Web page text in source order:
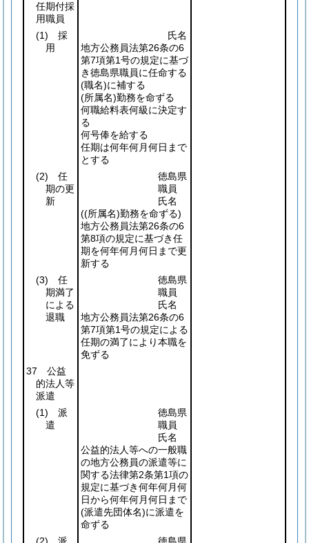
任期付採
用職員
(1) 採
用
氏名
地方公務員法第26条の6
第7項第1号の規定に基づ
き徳島県職員に任命する
(職名)に補する
(所属名)勤務を命ずる
何職給料表何級に決定す
る
何号俸を給する
任期は何年何月何日まで
とする
(2) 任
期の更
新
徳島県
職員
氏名
((所属名)勤務を命ずる)
地方公務員法第26条の6
第8項の規定に基づき任
期を何年何月何日まで更
新する
(3) 任
期満了
による
退職
徳島県
職員
氏名
地方公務員法第26条の6
第7項第1号の規定による
任期の満了により本職を
免ずる
37 公益
的法人等
派遣
(1) 派
遣
徳島県
職員
氏名
公益的法人等への一般職
の地方公務員の派遣等に
関する法律第2条第1項の
規定に基づき何年何月何
日から何年何月何日まで
(派遣先団体名)に派遣を
命ずる